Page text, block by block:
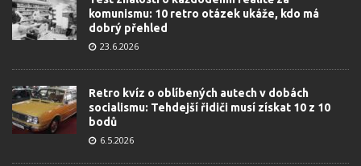
komunismu: 10 retro otázek ukáže, kdo má
dobrý přehled
23.6.2026
Retro kvíz o oblíbených autech v dobách
socialismu: Tehdejší řidiči musí získat 10 z 10
bodů
6.5.2026